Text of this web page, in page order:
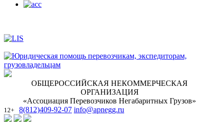
ОБЩЕРОССИЙСКАЯ НЕКОММЕРЧЕСКАЯ
ОРГАНИЗАЦИЯ
«Ассоциация Перевозчиков Негабаритных Грузов»
12+ 8(812)409-92-07 info@apnegg.ru